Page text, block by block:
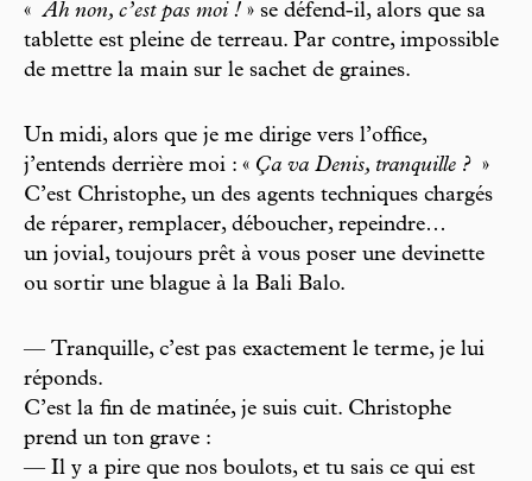
« Ah non, c’est pas moi ! » se défend-il, alors que sa
tablette est pleine de terreau. Par contre, impossible
de mettre la main sur le sachet de graines.
Un midi, alors que je me dirige vers l’office,
j’entends derrière moi : « Ça va Denis, tranquille ? »
C’est Christophe, un des agents techniques chargés
de réparer, remplacer, déboucher, repeindre…
un jovial, toujours prêt à vous poser une devinette
ou sortir une blague à la Bali Balo.
— Tranquille, c’est pas exactement le terme, je lui
réponds.
C’est la fin de matinée, je suis cuit. Christophe
prend un ton grave :
— Il y a pire que nos boulots, et tu sais ce qui est